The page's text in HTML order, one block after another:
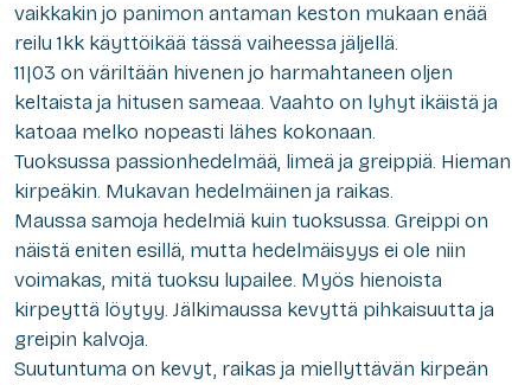
vaikkakin jo panimon antaman keston mukaan enää
reilu 1kk käyttöikää tässä vaiheessa jäljellä.
11|03 on väriltään hivenen jo harmahtaneen oljen
keltaista ja hitusen sameaa. Vaahto on lyhyt ikäistä ja
katoaa melko nopeasti lähes kokonaan.
Tuoksussa passionhedelmää, limeä ja greippiä. Hieman
kirpeäkin. Mukavan hedelmäinen ja raikas.
Maussa samoja hedelmiä kuin tuoksussa. Greippi on
näistä eniten esillä, mutta hedelmäisyys ei ole niin
voimakas, mitä tuoksu lupailee. Myös hienoista
kirpeyttä löytyy. Jälkimaussa kevyttä pihkaisuutta ja
greipin kalvoja.
Suutuntuma on kevyt, raikas ja miellyttävän kirpeän